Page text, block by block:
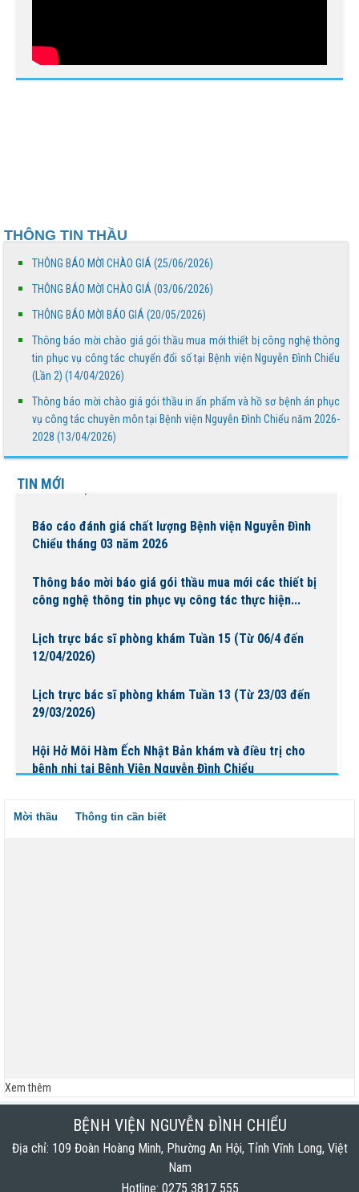
THÔNG TIN THẦU
THÔNG BÁO MỜI CHÀO GIÁ (25/06/2026)
THÔNG BÁO MỜI CHÀO GIÁ (03/06/2026)
THÔNG BÁO MỜI BÁO GIÁ (20/05/2026)
Thông báo mời chào giá gói thầu mua mới thiết bị công nghệ thông
tin phục vụ công tác chuyển đổi số tại Bệnh viện Nguyễn Đình Chiểu
(Lần 2) (14/04/2026)
Thông báo mời chào giá gói thầu in ấn phẩm và hồ sơ bệnh án phục
vụ công tác chuyên môn tại Bệnh viện Nguyễn Đình Chiểu năm 2026-
2028 (13/04/2026)
TIN MỚI
Báo cáo đánh giá chất lượng Bệnh viện Nguyễn Đình
Chiểu tháng 4 năm 2026
công nghệ thông tin phục vụ công tác chuyển đổi
số...
Thông báo mời chào giá gói thầu in ấn phẩm và hồ sơ
bệnh án phục vụ công tác chuyên môn tại Bệnh...
BỆNH VIỆN NGUYỄN ĐÌNH CHIỂU TỔ CHỨC KHÁM
BỆNH VỀ NGUỒN NHÂN DỊP TẾT CHÔL CHNĂM
THMÂY NĂM 2026
Ngày Người khuyết tật Việt Nam 18/4/2026: Thúc đẩy
quyền tham gia – Kiến tạo đột phá phát triển
19/4/2026)
Báo cáo đánh giá chất lượng Bệnh viện Nguyễn Đình
Chiểu tháng 03 năm 2026
Thông báo mời báo giá gói thầu mua mới các thiết bị
công nghệ thông tin phục vụ công tác thực hiện...
Lịch trực bác sĩ phòng khám Tuần 15 (Từ 06/4 đến
12/04/2026)
Lịch trực bác sĩ phòng khám Tuần 13 (Từ 23/03 đến
29/03/2026)
Hội Hở Môi Hàm Ếch Nhật Bản khám và điều trị cho
bệnh nhi tại Bệnh Viện Nguyễn Đình Chiểu
05/04/2026)
Mời thầu Thông tin cần biết
Xem thêm
BỆNH VIỆN NGUYỄN ĐÌNH CHIỂU
Địa chỉ: 109 Đoàn Hoàng Minh, Phường An Hội, Tỉnh Vĩnh Long, Việt
Nam
Hotline: 0275 3817 555